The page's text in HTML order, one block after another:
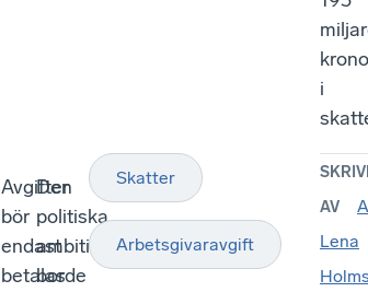
i
Avgifter
bör
endast
betalas
Den
politiska
ambitionen
borde
Skatter
Arbetsgivaravgift
AV
Lena